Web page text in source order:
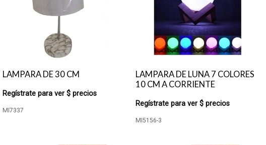
LAMPARA DE 30 CM
Regístrate para ver $ precios
MI7337
LAMPARA DE LUNA 7 COLORES
10 CM A CORRIENTE
Regístrate para ver $ precios
MI5156-3